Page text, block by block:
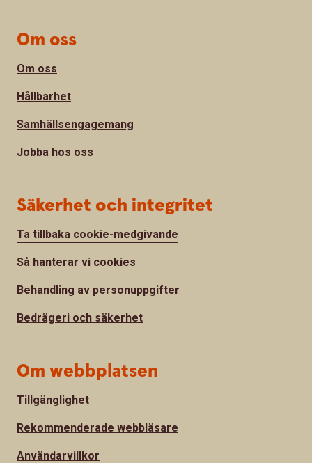
Om oss
Om oss
Hållbarhet
Samhällsengagemang
Jobba hos oss
Säkerhet och integritet
Ta tillbaka cookie-medgivande
Så hanterar vi cookies
Behandling av personuppgifter
Bedrägeri och säkerhet
Om webbplatsen
Tillgänglighet
Rekommenderade webbläsare
Användarvillkor